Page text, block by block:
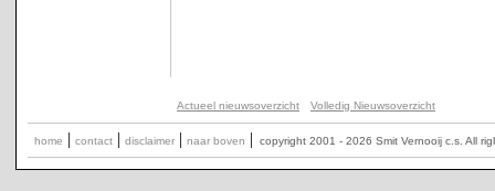
Actueel nieuwsoverzicht Volledig Nieuwsoverzicht
home | contact | disclaimer | naar boven | copyright 2001 - 2026 Smit Vernooij c.s. All